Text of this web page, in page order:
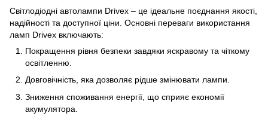
Світлодіодні автолампи Drivex – це ідеальне поєднання якості,
надійності та доступної ціни. Основні переваги використання
ламп Drivex включають:
Покращення рівня безпеки завдяки яскравому та чіткому
освітленню.
Довговічність, яка дозволяє рідше змінювати лампи.
Зниження споживання енергії, що сприяє економії
акумулятора.